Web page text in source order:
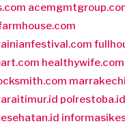
healthywife.com
polrestoba.id